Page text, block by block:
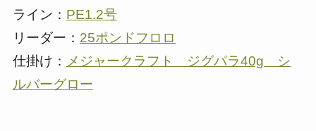
ライン： PE1.2号
リーダー： 25ポンドフロロ
仕掛け： メジャークラフト ジグパラ40g シ
ルバーグロー